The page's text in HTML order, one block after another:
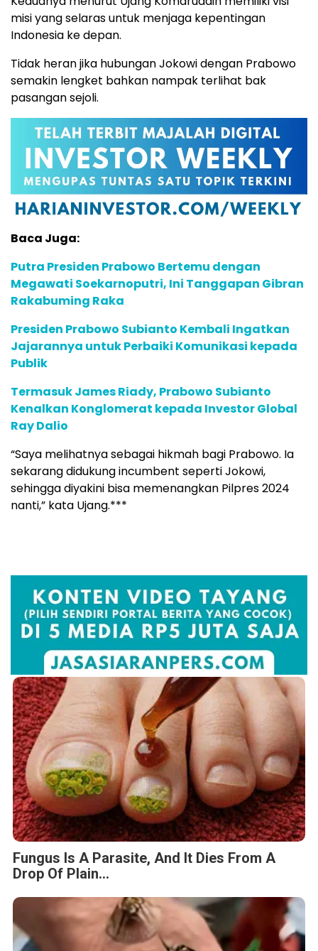
misi yang selaras untuk menjaga kepentingan
Indonesia ke depan.
Tidak heran jika hubungan Jokowi dengan Prabowo
semakin lengket bahkan nampak terlihat bak
pasangan sejoli.
Baca Juga:
Putra Presiden Prabowo Bertemu dengan
Megawati Soekarnoputri, Ini Tanggapan Gibran
Rakabuming Raka
Presiden Prabowo Subianto Kembali Ingatkan
Jajarannya untuk Perbaiki Komunikasi kepada
Publik
Termasuk James Riady, Prabowo Subianto
Kenalkan Konglomerat kepada Investor Global
Ray Dalio
“Saya melihatnya sebagai hikmah bagi Prabowo. Ia
sekarang didukung incumbent seperti Jokowi,
sehingga diyakini bisa memenangkan Pilpres 2024
nanti,” kata Ujang.***
Fungus Is A Parasite, And It Dies From A
Drop Of Plain...